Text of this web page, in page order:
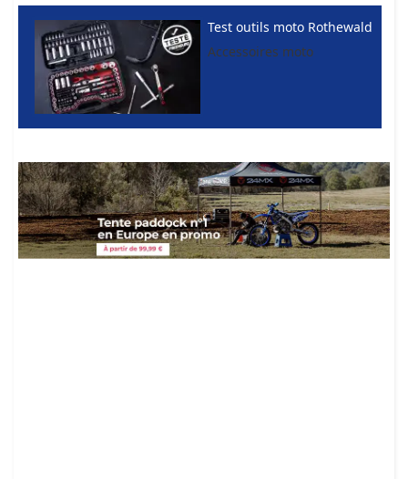
Test outils moto Rothewald
Accessoires moto